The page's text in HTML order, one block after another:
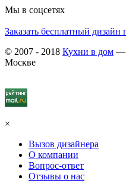
Мы в соцсетях
Заказать бесплатный дизайн
© 2007 - 2018 Кухни в дом —
Москве
×
Вызов дизайнера
О компании
Вопрос-ответ
Отзывы о нас